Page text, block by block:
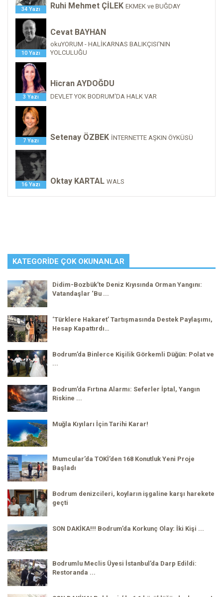
34 Yazı Ruhi Mehmet ÇİLEK EKMEK ve BUĞDAY
10 Yazı
Cevat BAYHAN
okuYORUM - HALİKARNAS BALIKÇISI'NIN
YOLCULUĞU
3 Yazı
Hicran AYDOĞDU
DEVLET YOK BODRUM'DA HALK VAR
7 Yazı Setenay ÖZBEK İNTERNETTE AŞKIN ÖYKÜSÜ
16 Yazı Oktay KARTAL WALS
KATEGORIDE ÇOK OKUNANLAR
Didim-Bozbük’te Deniz Kıyısında Orman Yangını:
Vatandaşlar ‘Bu ...
‘Türklere Hakaret’ Tartışmasında Destek Paylaşımı,
Hesap Kapattırdı…
Bodrum’da Binlerce Kişilik Görkemli Düğün: Polat ve
...
Bodrum’da Fırtına Alarmı: Seferler İptal, Yangın
Riskine ...
Muğla Kıyıları İçin Tarihi Karar!
Mumcular’da TOKİ’den 168 Konutluk Yeni Proje
Başladı
Bodrum denizcileri, koyların işgaline karşı harekete
geçti
SON DAKİKA!!! Bodrum’da Korkunç Olay: İki Kişi ...
Bodrumlu Meclis Üyesi İstanbul’da Darp Edildi:
Restoranda ...